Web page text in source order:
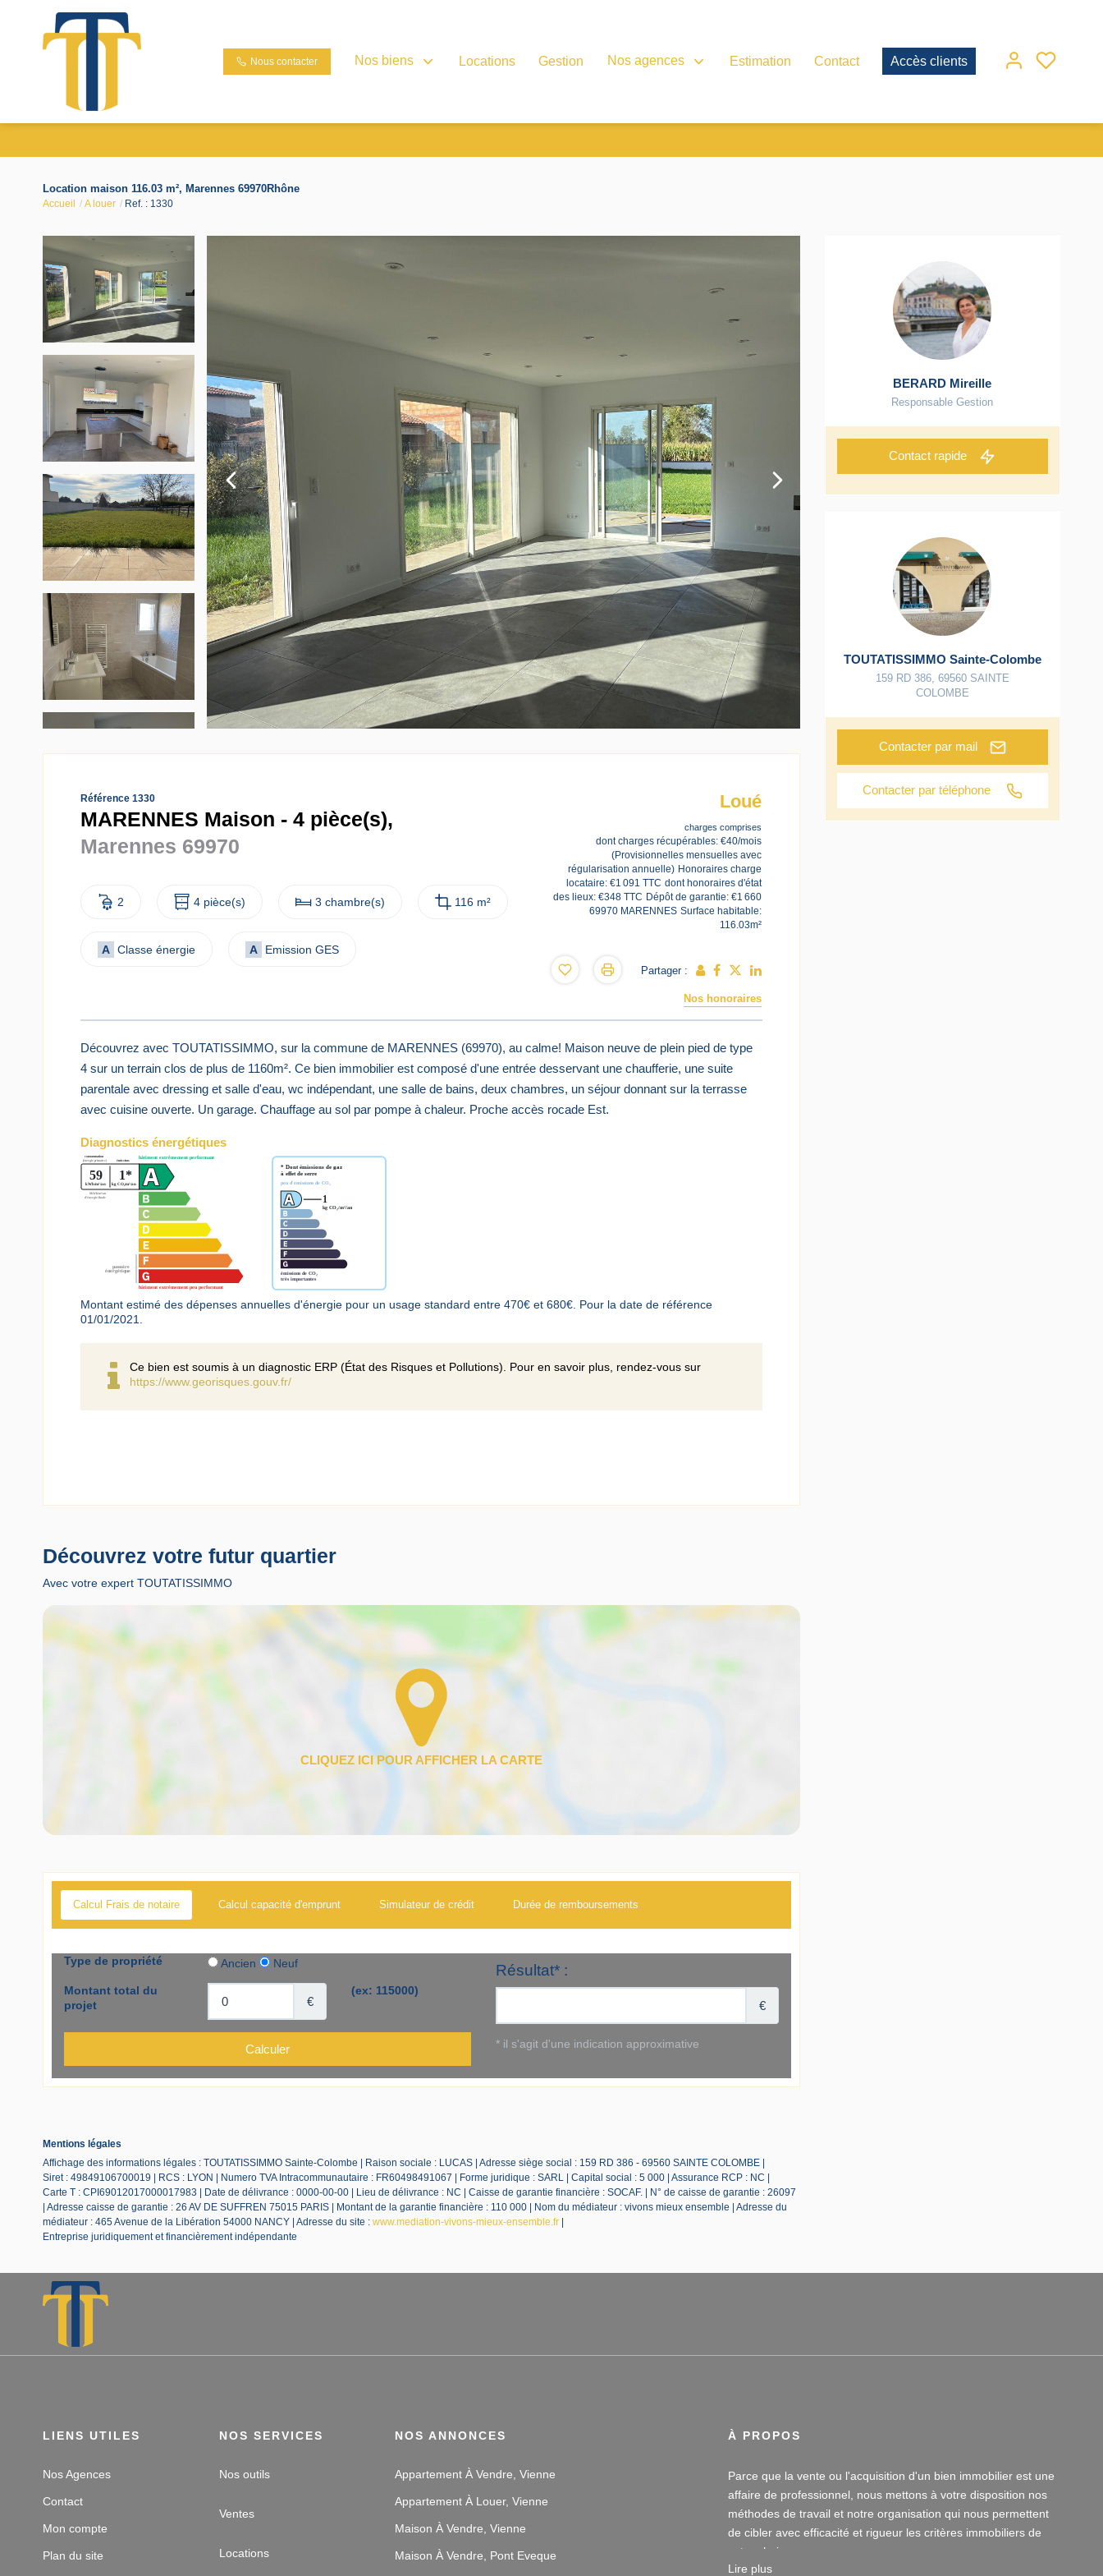
Nous contacter Nos biens Locations Gestion Nos agences Estimation Contact Accès clients
Location maison 116.03 m², Marennes 69970Rhône
Accueil A louer Ref. : 1330
Référence 1330
MARENNES Maison - 4 pièce(s),
Marennes 69970
2 4 pièce(s) 3 chambre(s) 116 m²
A Classe énergie A Emission GES
Loué
charges comprises
dont charges récupérables: €40/mois
(Provisionnelles mensuelles avec
régularisation annuelle) Honoraires charge
locataire: €1 091 TTC dont honoraires d'état
des lieux: €348 TTC Dépôt de garantie: €1 660
69970 MARENNES Surface habitable:
116.03m²
Partager :
Nos honoraires
Découvrez avec TOUTATISSIMMO, sur la commune de MARENNES (69970), au calme! Maison neuve de plein pied de type
4 sur un terrain clos de plus de 1160m². Ce bien immobilier est composé d'une entrée desservant une chaufferie, une suite
parentale avec dressing et salle d'eau, wc indépendant, une salle de bains, deux chambres, un séjour donnant sur la terrasse
avec cuisine ouverte. Un garage. Chauffage au sol par pompe à chaleur. Proche accès rocade Est.
Diagnostics énergétiques
Montant estimé des dépenses annuelles d'énergie pour un usage standard entre 470€ et 680€. Pour la date de référence
01/01/2021.
Ce bien est soumis à un diagnostic ERP (État des Risques et Pollutions). Pour en savoir plus, rendez-vous sur
https://www.georisques.gouv.fr/
Découvrez votre futur quartier
Avec votre expert TOUTATISSIMMO
Calcul Frais de notaire Calcul capacité d'emprunt Simulateur de crédit Durée de remboursements
BERARD Mireille
Responsable Gestion
Contact rapide
TOUTATISSIMMO Sainte-Colombe
159 RD 386, 69560 SAINTE
COLOMBE
Contacter par mail
Contacter par téléphone
Mentions légales
Affichage des informations légales : TOUTATISSIMMO Sainte-Colombe | Raison sociale : LUCAS | Adresse siège social : 159 RD 386 - 69560 SAINTE COLOMBE |
Siret : 49849106700019 | RCS : LYON | Numero TVA Intracommunautaire : FR60498491067 | Forme juridique : SARL | Capital social : 5 000 | Assurance RCP : NC |
Carte T : CPI69012017000017983 | Date de délivrance : 0000-00-00 | Lieu de délivrance : NC | Caisse de garantie financière : SOCAF. | N° de caisse de garantie : 26097
| Adresse caisse de garantie : 26 AV DE SUFFREN 75015 PARIS | Montant de la garantie financière : 110 000 | Nom du médiateur : vivons mieux ensemble | Adresse du
médiateur : 465 Avenue de la Libération 54000 NANCY | Adresse du site : www.mediation-vivons-mieux-ensemble.fr |
Entreprise juridiquement et financièrement indépendante
LIENS UTILES
Nos Agences
Contact
Mon compte
Plan du site
NOS SERVICES
Nos outils
Ventes
Locations
NOS ANNONCES
Appartement À Vendre, Vienne
Appartement À Louer, Vienne
Maison À Vendre, Vienne
Maison À Vendre, Pont Eveque
À PROPOS
Parce que la vente ou l'acquisition d'un bien immobilier est une
affaire de professionnel, nous mettons à votre disposition nos
méthodes de travail et notre organisation qui nous permettent
de cibler avec efficacité et rigueur les critères immobiliers de
votre choix.
Lire plus